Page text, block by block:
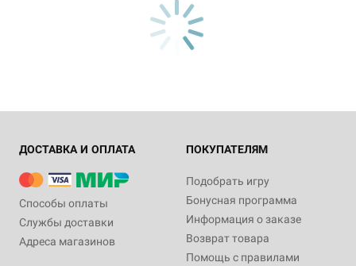
ДОСТАВКА И ОПЛАТА
Способы оплаты
Службы доставки
Адреса магазинов
ПОКУПАТЕЛЯМ
Подобрать игру
Бонусная программа
Информация о заказе
Возврат товара
Помощь с правилами